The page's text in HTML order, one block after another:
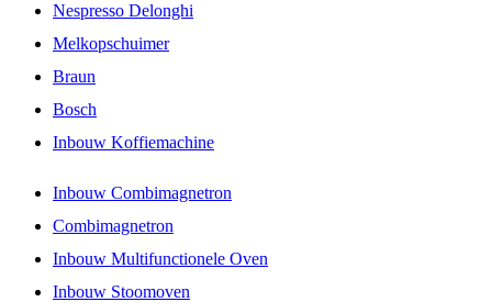
Nespresso Delonghi
Melkopschuimer
Braun
Bosch
Inbouw Koffiemachine
Inbouw Combimagnetron
Combimagnetron
Inbouw Multifunctionele Oven
Inbouw Stoomoven